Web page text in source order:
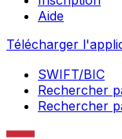
Aide
Télécharger
SWIFT/BIC
Rechercher
Rechercher